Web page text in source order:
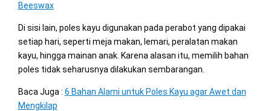
Beeswax
Di sisi lain, poles kayu digunakan pada perabot yang dipakai
setiap hari, seperti meja makan, lemari, peralatan makan
kayu, hingga mainan anak. Karena alasan itu, memilih bahan
poles tidak seharusnya dilakukan sembarangan.
Baca Juga : 6 Bahan Alami untuk Poles Kayu agar Awet dan
Mengkilap